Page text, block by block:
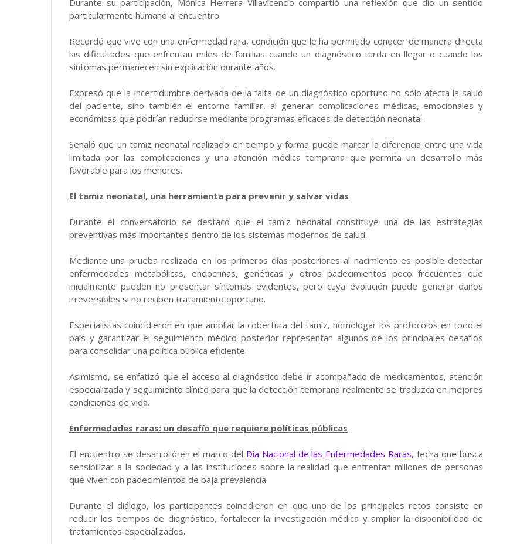
Durante su participación, Mónica Herrera Villavicencio compartió una reflexión que dio un sentido
particularmente humano al encuentro.
Recordó que vive con una enfermedad rara, condición que le ha permitido conocer de manera directa
las dificultades que enfrentan miles de familias cuando un diagnóstico tarda en llegar o cuando los
síntomas permanecen sin explicación durante años.
Expresó que la incertidumbre derivada de la falta de un diagnóstico oportuno no sólo afecta la salud
del paciente, sino también el entorno familiar, al generar complicaciones médicas, emocionales y
económicas que podrían reducirse mediante programas eficaces de detección neonatal.
Señaló que un tamiz neonatal realizado en tiempo y forma puede marcar la diferencia entre una vida
limitada por las complicaciones y una atención médica temprana que permita un desarrollo más
favorable para los menores.
El tamiz neonatal, una herramienta para prevenir y salvar vidas
Durante el conversatorio se destacó que el tamiz neonatal constituye una de las estrategias
preventivas más importantes dentro de los sistemas modernos de salud.
Mediante una prueba realizada en los primeros días posteriores al nacimiento es posible detectar
enfermedades metabólicas, endocrinas, genéticas y otros padecimientos poco frecuentes que
inicialmente pueden no presentar síntomas evidentes, pero cuya evolución puede generar daños
irreversibles si no reciben tratamiento oportuno.
Especialistas coincidieron en que ampliar la cobertura del tamiz, homologar los protocolos en todo el
país y garantizar el seguimiento médico posterior representan algunos de los principales desafíos
para consolidar una política pública eficiente.
Asimismo, se enfatizó que el acceso al diagnóstico debe ir acompañado de medicamentos, atención
especializada y seguimiento clínico para que la detección temprana realmente se traduzca en mejores
condiciones de vida.
Enfermedades raras: un desafío que requiere políticas públicas
El encuentro se desarrolló en el marco del Día Nacional de las Enfermedades Raras, fecha que busca
sensibilizar a la sociedad y a las instituciones sobre la realidad que enfrentan millones de personas
que viven con padecimientos de baja prevalencia.
Durante el diálogo, los participantes coincidieron en que uno de los principales retos consiste en
reducir los tiempos de diagnóstico, fortalecer la investigación médica y ampliar la disponibilidad de
tratamientos especializados.